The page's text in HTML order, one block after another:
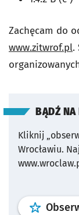
Zachęcam do
www.zitwrof.pl.
BĄDŹ
Kliknij
Wrocławiu.